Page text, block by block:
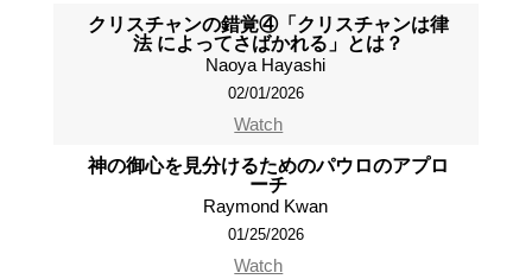
クリスチャンの錯覚④「クリスチャンは律
法 によってさばかれる」とは？
Naoya Hayashi
02/01/2026
Watch
神の御心を見分けるためのパウロのアプロ
ーチ
Raymond Kwan
01/25/2026
Watch